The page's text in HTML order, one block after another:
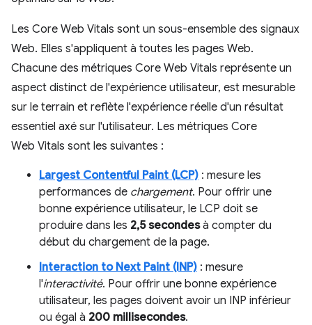
Les Core Web Vitals sont un sous-ensemble des signaux
Web. Elles s'appliquent à toutes les pages Web.
Chacune des métriques Core Web Vitals représente un
aspect distinct de l'expérience utilisateur, est mesurable
sur le terrain et reflète l'expérience réelle d'un résultat
essentiel axé sur l'utilisateur. Les métriques Core
Web Vitals sont les suivantes :
Largest Contentful Paint (LCP) : mesure les
performances de chargement. Pour offrir une
bonne expérience utilisateur, le LCP doit se
produire dans les 2,5 secondesà compter du
début du chargement de la page.
Interaction to Next Paint (INP) : mesure
l'interactivité. Pour offrir une bonne expérience
utilisateur, les pages doivent avoir un INP inférieur
ou égal à 200 millisecondes.